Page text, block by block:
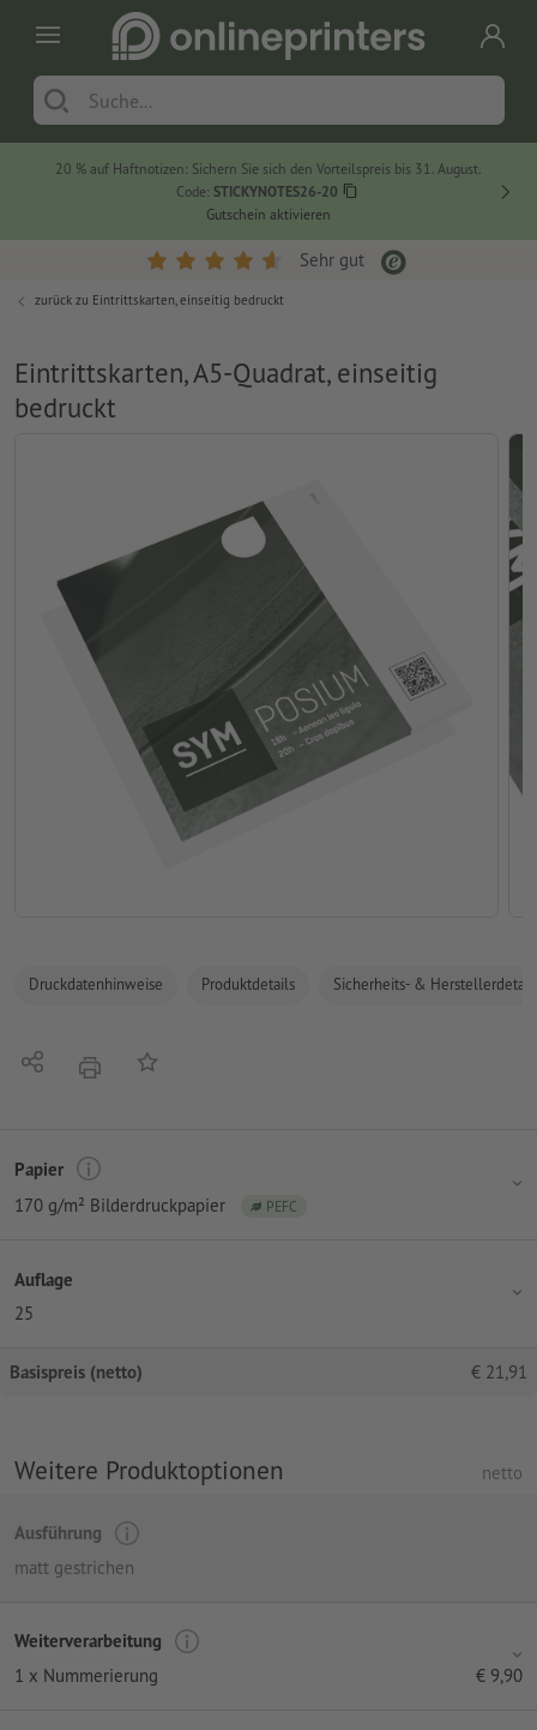
20 % auf Haftnotizen: Sichern Sie sich den Vorteilspreis bis 31. August.
Code: STICKYNOTES26-20
Gutschein aktivieren
Sehr gut
zurück zu Eintrittskarten, einseitig bedruckt
Eintrittskarten, A5-Quadrat, einseitig
bedruckt
Druckdatenhinweise Produktdetails Sicherheits- &
Teilen DruckenAuf die Merkliste
Papier
170 g/m² Bilderdruckpapier
PEFC
Auflage
25
Basispreis (netto) € 21,91
Weitere Produktoptionen netto
Ausführung
matt gestrichen
Weiterverarbeitung
1 x Nummerierung
€ 9,90